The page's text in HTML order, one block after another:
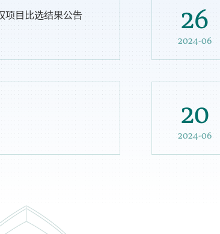
项目比选结果公告 26
2024-06
20
2024-06